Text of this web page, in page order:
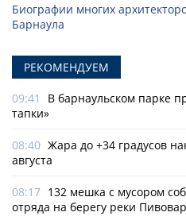
Биографии многих
Барнаула
РЕКОМЕНДУЕМ
09:41
В барнаульском парке
тапки»
08:40 Жара до +34 градусов
августа
08:17 132 мешка с мусором
отряда на берегу реки